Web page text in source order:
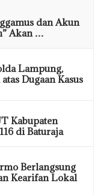
dan Akun
Akan …
Lampung,
Dugaan Kasus
Kabupaten
di Baturaja
Berlangsung
Kearifan Lokal